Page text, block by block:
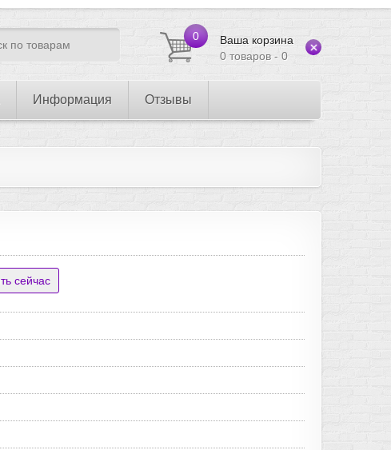
0
Ваша корзина
0 товаров - 0
Информация Отзывы